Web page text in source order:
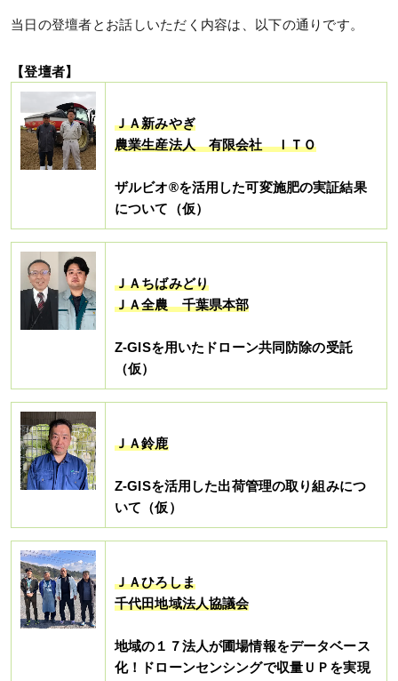
当日の登壇者とお話しいただく内容は、以下の通りです。
【登壇者】
ＪＡ新みやぎ
農業生産法人 有限会社 ＩＴＯ
ザルビオ®を活用した可変施肥の実証結果
について（仮）
ＪＡちばみどり
ＪＡ全農 千葉県本部
Z-GISを用いたドローン共同防除の受託
（仮）
ＪＡ鈴鹿
Z-GISを活用した出荷管理の取り組みにつ
いて（仮）
ＪＡひろしま
千代田地域法人協議会
地域の１７法人が圃場情報をデータベース
化！ドローンセンシングで収量ＵＰを実現